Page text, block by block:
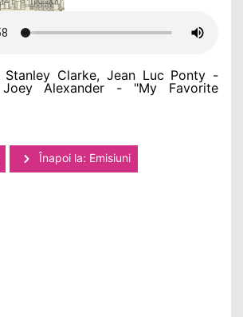
Stanley Clarke, Jean Luc Ponty -
Alexander - "My Favorite
Înapoi la: Emisiuni